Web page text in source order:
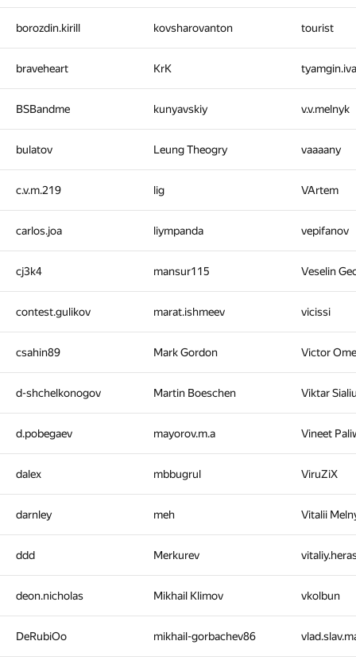
borozdin.kirill kovsharovanton tourist
braveheart KrK
BSBandme kunyavskiy v.v.melnyk
bulatov Leung Theogry vaaaany
c.v.m.219 lig VArtem
carlos.joa liympanda vepifanov
cj3k4 mansur115 Veselin
contest.gulikov marat.ishmeev vicissi
csahin89 Mark Gordon Victor
d-shchelkonogov Martin Boeschen Viktar
d.pobegaev mayorov.m.a Vineet
dalex mbbugrul ViruZiX
darnley meh Vitalii
ddd Merkurev
deon.nicholas Mikhail Klimov vkolbun
DeRubiOo mikhail-gorbachev86